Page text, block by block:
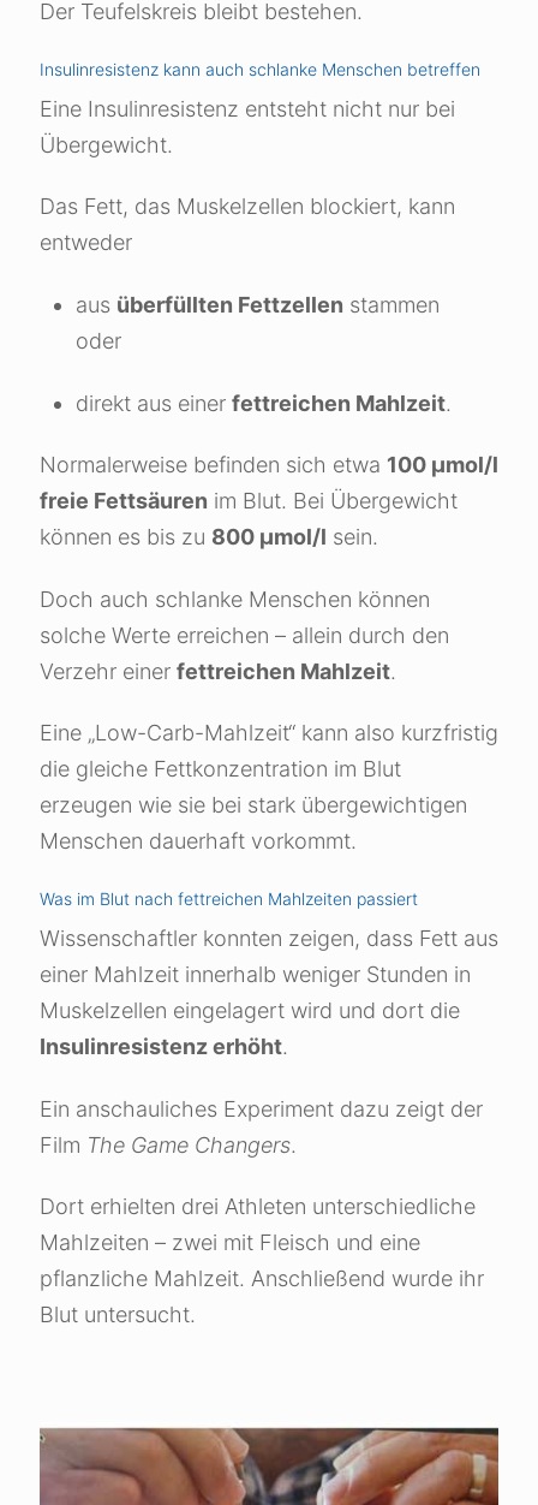
Der Teufelskreis bleibt bestehen.
Insulinresistenz kann auch schlanke Menschen betreffen
Eine Insulinresistenz entsteht nicht nur bei
Übergewicht.
Das Fett, das Muskelzellen blockiert, kann
entweder
aus überfüllten Fettzellen stammen
oder
direkt aus einer fettreichen Mahlzeit.
Normalerweise befinden sich etwa 100 µmol/l
freie Fettsäuren im Blut. Bei Übergewicht
können es bis zu 800 µmol/l sein.
Doch auch schlanke Menschen können
solche Werte erreichen – allein durch den
Verzehr einer fettreichen Mahlzeit.
Eine „Low-Carb-Mahlzeit“ kann also kurzfristig
die gleiche Fettkonzentration im Blut
erzeugen wie sie bei stark übergewichtigen
Menschen dauerhaft vorkommt.
Was im Blut nach fettreichen Mahlzeiten passiert
Wissenschaftler konnten zeigen, dass Fett aus
einer Mahlzeit innerhalb weniger Stunden in
Muskelzellen eingelagert wird und dort die
Insulinresistenz erhöht.
Ein anschauliches Experiment dazu zeigt der
Film The Game Changers.
Dort erhielten drei Athleten unterschiedliche
Mahlzeiten – zwei mit Fleisch und eine
pflanzliche Mahlzeit. Anschließend wurde ihr
Blut untersucht.